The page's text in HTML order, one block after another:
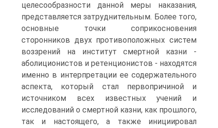
целесообразности данной меры наказания,
представляется затруднительным. Более того,
основные точки соприкосновения
сторонников двух противоположных систем
воззрений на институт смертной казни -
аболиционистов и ретенционистов - находятся
именно в интерпретации ее содержательного
аспекта, который стал первопричиной и
источником всех известных учений и
исследований о смертной казни, как прошлого,
так и настоящего, а также инициировал